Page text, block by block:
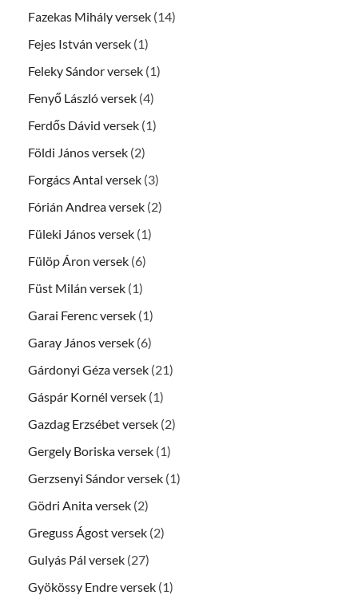
Fazekas Mihály versek (14)
Fejes István versek (1)
Feleky Sándor versek (1)
Fenyő László versek (4)
Ferdős Dávid versek (1)
Földi János versek (2)
Forgács Antal versek (3)
Fórián Andrea versek (2)
Füleki János versek (1)
Fülöp Áron versek (6)
Füst Milán versek (1)
Garai Ferenc versek (1)
Garay János versek (6)
Gárdonyi Géza versek (21)
Gáspár Kornél versek (1)
Gazdag Erzsébet versek (2)
Gergely Boriska versek (1)
Gerzsenyi Sándor versek (1)
Gödri Anita versek (2)
Greguss Ágost versek (2)
Gulyás Pál versek (27)
Gyökössy Endre versek (1)